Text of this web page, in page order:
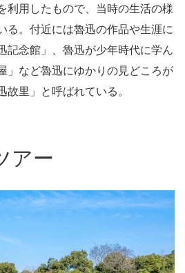
利用したもので、当時の生活の様
る。付近には魯迅の作品や生涯に
記念館」、魯迅が少年時代に学ん
」など魯迅にゆかりの見どころが
故里」と呼ばれている。
アー